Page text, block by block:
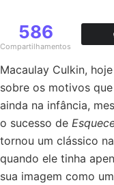
586
Compartilhamentos
Macaulay Culkin,
sobre os motivos
ainda na infância,
o sucesso de
tornou um clássico
quando ele tinha
sua imagem como